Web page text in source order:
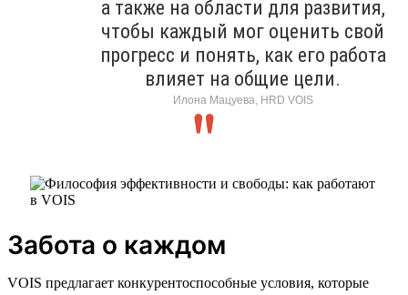
а также на области для развития,
чтобы каждый мог оценить свой
прогресс и понять, как его работа
влияет на общие цели.
Илона Мацуева, HRD VOIS
Забота о каждом
VOIS предлагает конкурентоспособные условия, которые